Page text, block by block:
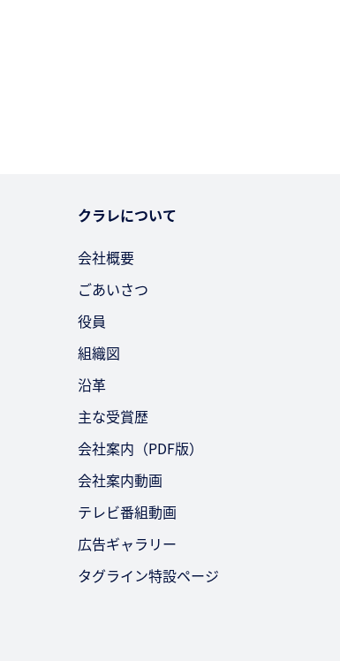
クラレについて
会社概要
ごあいさつ
役員
組織図
沿革
主な受賞歴
会社案内（PDF版）
会社案内動画
テレビ番組動画
広告ギャラリー
タグライン特設ページ